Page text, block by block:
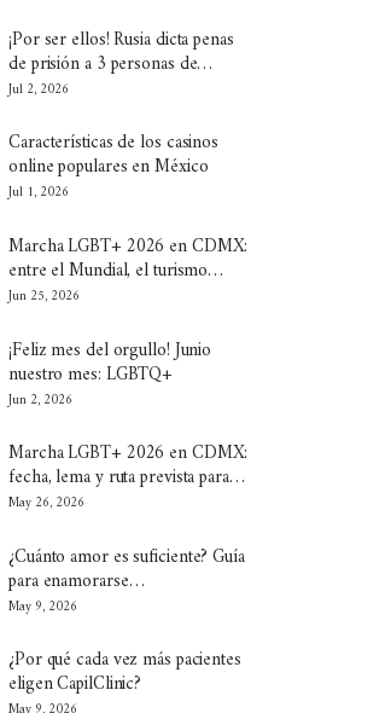
¡Por ser ellos! Rusia dicta penas
de prisión a 3 personas de…
Jul 2, 2026
Características de los casinos
online populares en México
Jul 1, 2026
Marcha LGBT+ 2026 en CDMX:
entre el Mundial, el turismo…
Jun 25, 2026
¡Feliz mes del orgullo! Junio
nuestro mes: LGBTQ+
Jun 2, 2026
Marcha LGBT+ 2026 en CDMX:
fecha, lema y ruta prevista para…
May 26, 2026
¿Cuánto amor es suficiente? Guía
para enamorarse…
May 9, 2026
¿Por qué cada vez más pacientes
eligen CapilClinic?